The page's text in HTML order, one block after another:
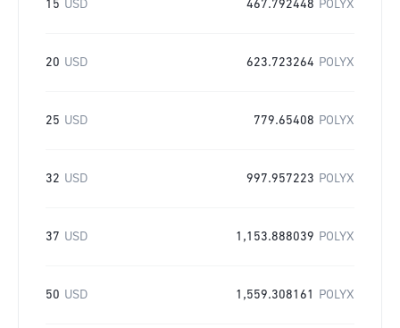
15 USD 467.792448 POLYX
20 USD 623.723264 POLYX
25 USD 779.65408 POLYX
32 USD 997.957223 POLYX
37 USD 1,153.888039 POLYX
50 USD 1,559.308161 POLYX